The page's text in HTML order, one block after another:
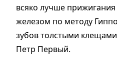
всяко лучше
железом по методу
зубов толстыми
Петр Первый.